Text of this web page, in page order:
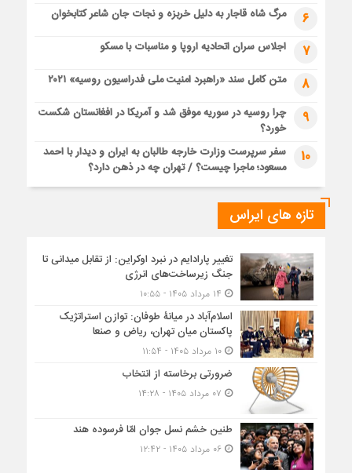
6 مرگ شاه قاجار به دلیل خربزه و نجات جان شاعر کتابخوان
7 اجلاس سران اتحادیه اروپا و مناسبات با مسکو
8 متن کامل سند «راهبرد امنیت ملی فدراسیون روسیه» ۲۰۲۱
9
چرا روسیه در سوریه موفق شد و آمریکا در افغانستان شکست
خورد؟
10
سفر سرپرست وزارت خارجه طالبان به ایران و دیدار با احمد
مسعود؛ ماجرا چیست؟ / تهران چه در ذهن دارد؟
تازه های ایراس
تغییر پارادایم در نبرد اوکراین: از تقابل میدانی تا
جنگ زیرساخت‌های انرژی
اسلام‌آباد در میانۀ طوفان: توازن استراتژیک
پاکستان میان تهران، ریاض و صنعا
۱۰ مرداد ۱۴۰۵ - ۱۱:۵۴
ضرورتی برخاسته از انتخاب
طنین خشم نسل جوان امّا فرسوده هند
۰۶ مرداد ۱۴۰۵ - ۱۲:۴۲